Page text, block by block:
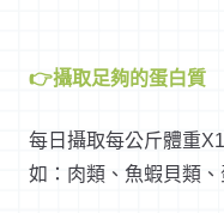
👉攝取足夠的蛋白質
每日攝取每公斤體重
如：肉類、魚蝦貝類、